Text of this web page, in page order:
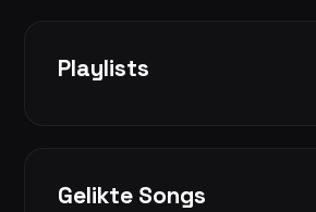
Playlists
Gelikte Songs